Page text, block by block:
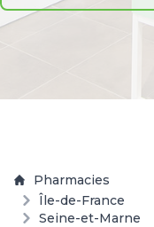
Pharmacies
Île-de-France
Seine-et-Marne